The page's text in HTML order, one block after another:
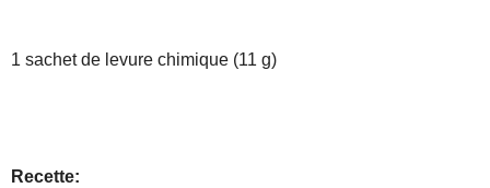
1 sachet de levure chimique (11 g)
Recette: